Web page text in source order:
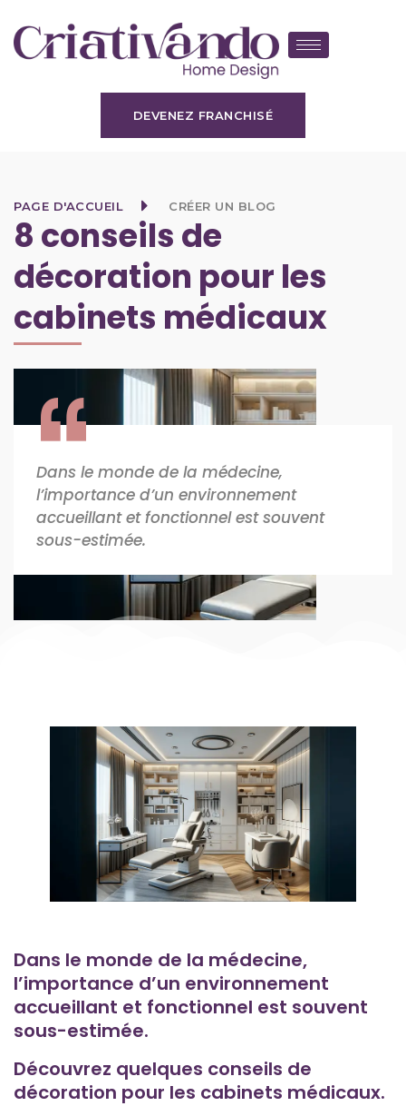
DEVENEZ FRANCHISÉ
PAGE D'ACCUEIL CRÉER UN BLOG
8 conseils de
décoration pour les
cabinets médicaux
Dans le monde de la médecine,
l’importance d’un environnement
accueillant et fonctionnel est souvent
sous-estimée.
Dans le monde de la médecine,
l’importance d’un environnement
accueillant et fonctionnel est souvent
sous-estimée.
Découvrez quelques conseils de
décoration pour les cabinets médicaux.